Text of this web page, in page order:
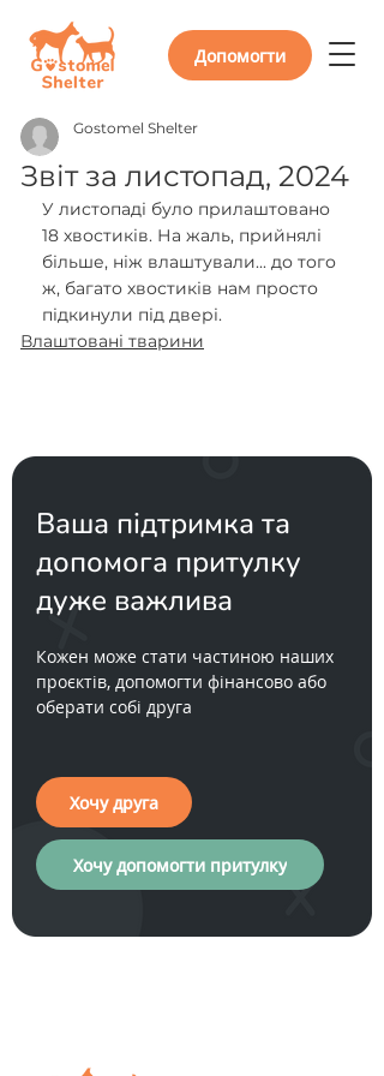
Допомогти
Звіт за листопад, 2024
Gostomel Shelter
У листопаді було прилаштовано
18 хвостиків. На жаль, прийнялі
більше, ніж влаштували... до того
ж, багато хвостиків нам просто
підкинули під двері.
Влаштовані тварини
Кожен може стати частиною наших
проєктів, допомогти фінансово або
оберати собі друга
Ваша підтримка та
допомога притулку
дуже важлива
Хочу друга
Хочу допомогти притулку